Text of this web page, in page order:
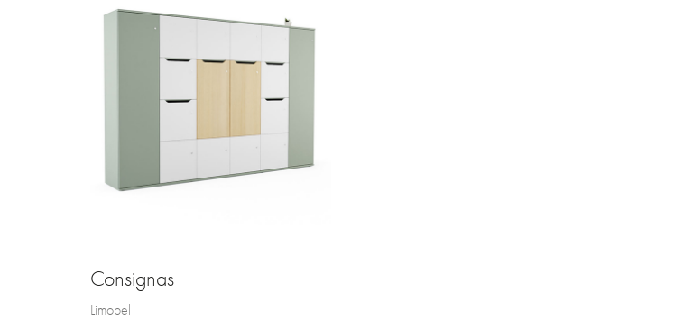
Consignas
Limobel